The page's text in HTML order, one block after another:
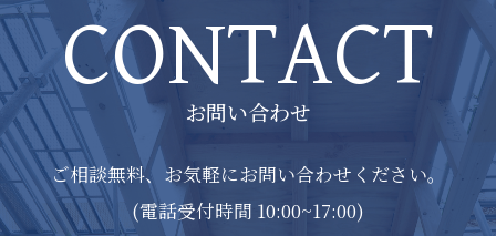
CONTACT
お問い合わせ
ご相談無料、お気軽にお問い合わせください。
(電話受付時間 10:00~17:00)